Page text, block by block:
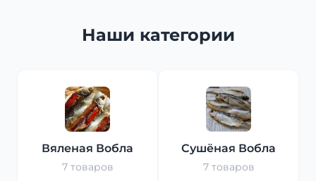
Наши категории
Вяленая Вобла
7 товаров
Сушёная Вобла
7 товаров